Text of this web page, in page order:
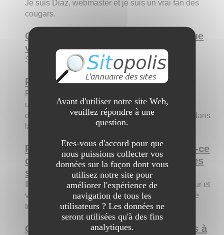
Je suis Diaz, webmaster et je suis un vrai fan des
cougars.
Qui êtes-vous par rapport au site que
vous allez nous présenter ?
Seo
Présentez le site aux internautes :
Petite-Cougar est un site internet très simple à
utiliser. Si vous recherchez à faire une rencontre
d'une femme mûre, il vous suffit de vous rendre dans
la catégorie correspondant à votre ville.
Pourquoi est-il intéressant ? Qu'est-ce
qui pourrait le différencier des autres
sites ?
Il est intéressant car il est régulièrement mis à jour et
vous propose toujours plus d'annonces pour faire
toujours plus de rencontres.
Quels sont les trois principaux liens à
Avant d'utiliser notre site Web,
veuillez répondre à une
question.
Etes-vous d'accord pour que
nous puissions collecter vos
données sur la façon dont vous
utilisez notre site pour
améliorer l'expérience de
navigation de tous les
utilisateurs ? Les données ne
seront utilisées qu'à des fins
analytiques.